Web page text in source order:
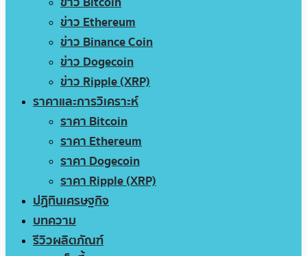
ข่าว Ethereum
ข่าว Binance Coin
ข่าว Dogecoin
ข่าว Ripple (XRP)
ราคาและการวิเคราะห์
ราคา Bitcoin
ราคา Ethereum
ราคา Dogecoin
ราคา Ripple (XRP)
ปฏิทินเศรษฐกิจ
บทความ
รีวิวผลิตภัณฑ์